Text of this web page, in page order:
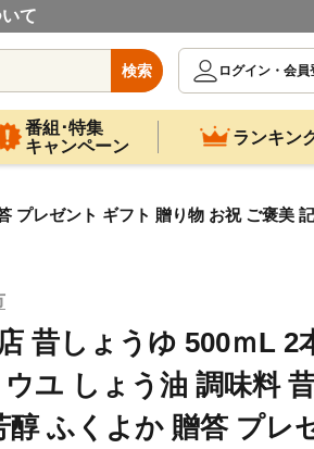
て
検索
ログイン・会員
番組･特集
キャンペーン
ランキン
プレゼント ギフト 贈り物 お祝 ご褒美
昔しょうゆ 500ｍL 2
ユ しょう油 調味料
醇 ふくよか 贈答 プレ